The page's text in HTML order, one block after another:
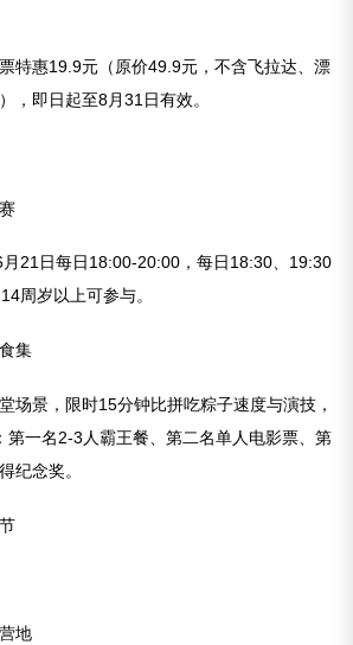
特惠19.9元（原价49.9元，不含飞拉达、漂
，即日起至8月31日有效。
21日每日18:00-20:00，每日18:30、19:30
周岁以上可参与。
集
场景，限时15分钟比拼吃粽子速度与演技，
第一名2-3人霸王餐、第二名单人电影票、第
纪念奖。
地